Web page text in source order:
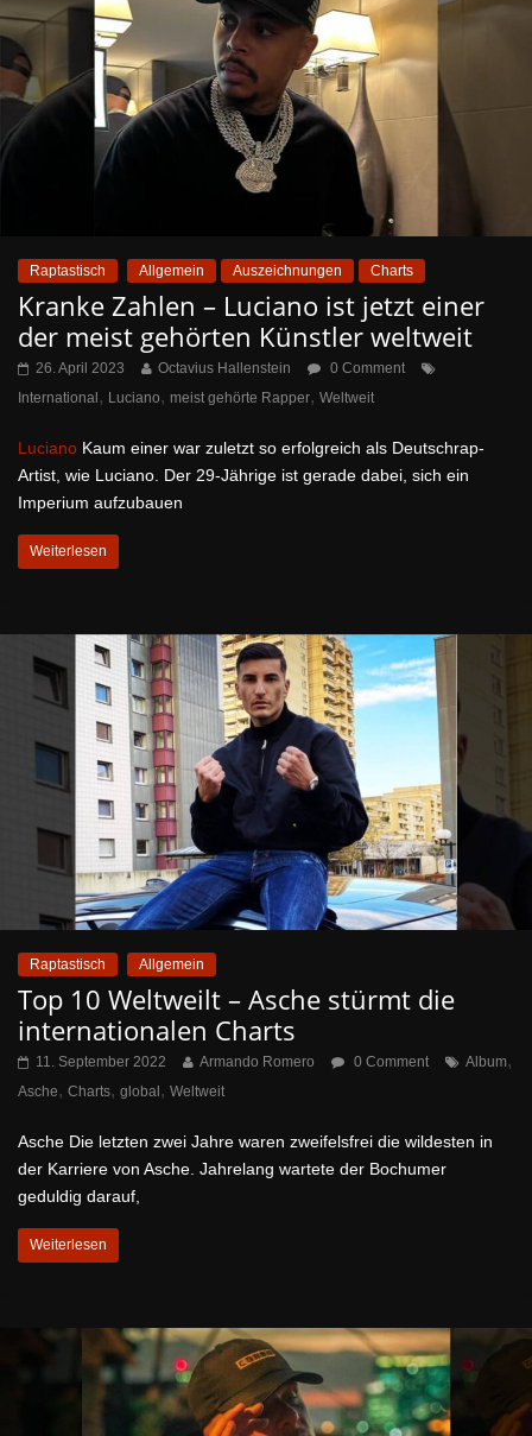
Raptastisch Allgemein Auszeichnungen Charts
Kranke Zahlen – Luciano ist jetzt einer
der meist gehörten Künstler weltweit
26. April 2023 Octavius Hallenstein
0 Comment
International, Luciano, meist gehörte Rapper, Weltweit
Luciano Kaum einer war zuletzt so erfolgreich als Deutschrap-
Artist, wie Luciano. Der 29-Jährige ist gerade dabei, sich ein
Imperium aufzubauen
Weiterlesen
Raptastisch Allgemein
Top 10 Weltweilt – Asche stürmt die
internationalen Charts
11. September 2022 Armando Romero 0 Comment Album,
Asche, Charts, global, Weltweit
Asche Die letzten zwei Jahre waren zweifelsfrei die wildesten in
der Karriere von Asche. Jahrelang wartete der Bochumer
geduldig darauf,
Weiterlesen